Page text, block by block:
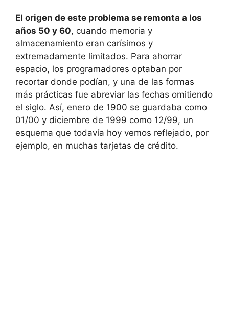
El origen de este problema se remonta a los
años 50 y 60, cuando memoria y
almacenamiento eran carísimos y
extremadamente limitados. Para ahorrar
espacio, los programadores optaban por
recortar donde podían, y una de las formas
más prácticas fue abreviar las fechas omitiendo
el siglo. Así, enero de 1900 se guardaba como
01/00 y diciembre de 1999 como 12/99, un
esquema que todavía hoy vemos reflejado, por
ejemplo, en muchas tarjetas de crédito.